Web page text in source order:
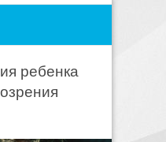
ребенка